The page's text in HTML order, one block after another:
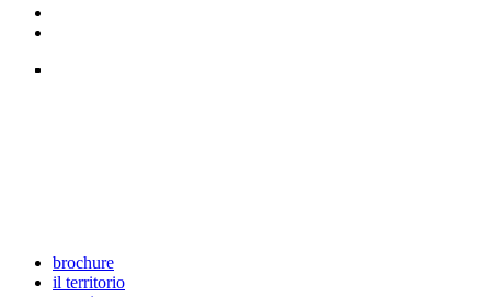
brochure
il territorio